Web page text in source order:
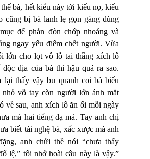
bà, hết kiểu này tới kiểu nọ, kiểu
cũng bị bà lanh lẹ gọn gàng dùng
để phản đòn chớp nhoáng và
ngay yếu điểm chết người. Vừa
lớn cho lọt vô lỗ tai thằng xích lô
địa của bà thì hậu quả ra sao.
lại thấy vậy bu quanh coi bà biểu
nhỏ vỗ tay còn người lớn ánh mắt
về sau, anh xích lô ăn ổi mỗi ngày
má hai tiếng dạ má. Tay anh chị
biết tài nghệ bà, xấc xược mà anh
anh chửi thề nói “chưa thấy
lệ,” tôi nhớ hoài câu này là vậy.”